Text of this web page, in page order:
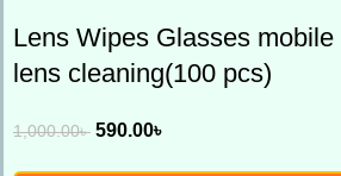
Lens Wipes Glasses
lens cleaning(100 pcs)
1,000.00৳ 590.00৳